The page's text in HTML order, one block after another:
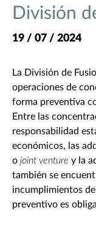
División
19 / 07 / 2024
La División de
operaciones de
forma preventiva
Entre las
responsabilidad
económicos, las
o joint venture y la
también se
incumplimientos
preventivo es